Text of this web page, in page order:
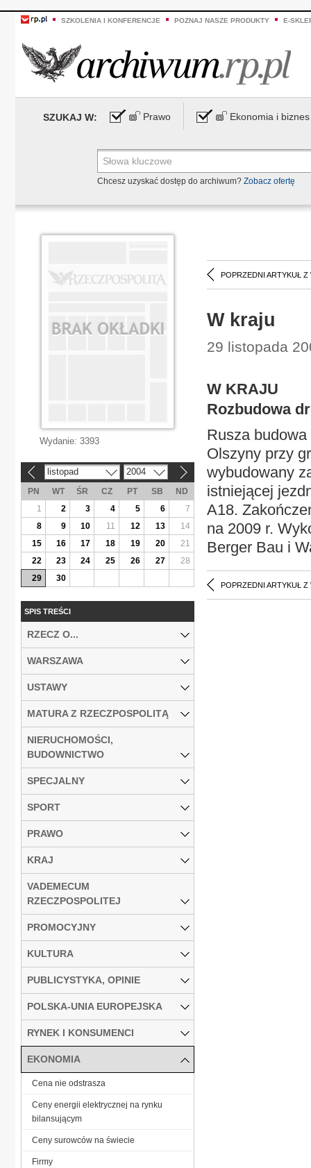
SZKOLENIA I KONFERENCJE POZNAJ NASZE PRODUKTY E-
SZUKAJ W: Prawo Ekonomia i biznes
Chcesz uzyskać dostęp do archiwum? Zobacz ofertę
POPRZEDNI ARTYKUŁ Z
W kraju
29 listopada
W KRAJU
Rozbudowa
Rusza
Olszyny przy
wybudowany
istniejącej
A18.
na 2009 r.
Berger Bau i
POPRZEDNI ARTYKUŁ Z
Wydanie: 3393
listopad 2004
PN WT ŚR CZ PT SB
ND
1
2 3 4 5 6
7
8
9 10 11 12 13
14
15
16 17 18 19 20
21
22
23 24 25 26 27
28
29
30
SPIS TREŚCI
RZECZ O...
WARSZAWA
USTAWY
MATURA Z RZECZPOSPOLITĄ
NIERUCHOMOŚCI,
BUDOWNICTWO
SPECJALNY
SPORT
PRAWO
KRAJ
VADEMECUM
RZECZPOSPOLITEJ
PROMOCYJNY
KULTURA
PUBLICYSTYKA, OPINIE
POLSKA-UNIA EUROPEJSKA
RYNEK I KONSUMENCI
EKONOMIA
Cena nie odstrasza
Ceny energii elektrycznej na rynku
bilansującym
Ceny surowców na świecie
Firmy